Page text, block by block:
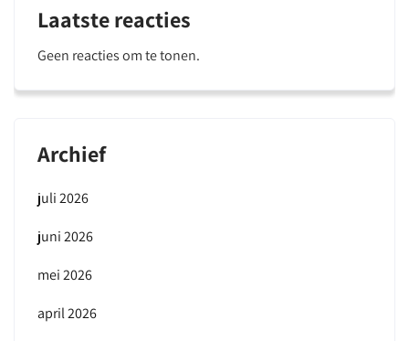
Laatste reacties
Geen reacties om te tonen.
Archief
juli 2026
juni 2026
mei 2026
april 2026